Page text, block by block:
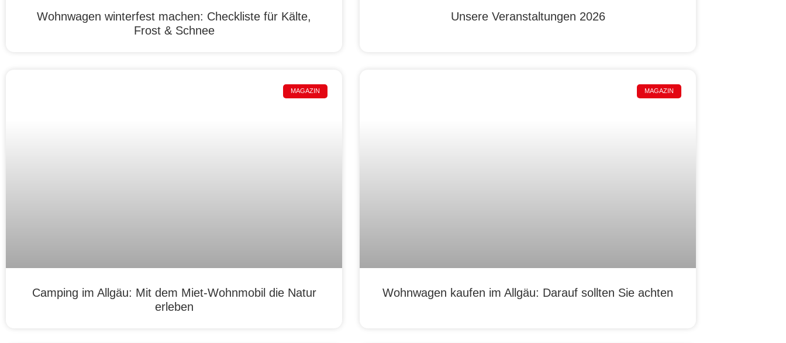
Wohnwagen winterfest machen: Checkliste für Kälte,
Frost & Schnee
Unsere Veranstaltungen 2026
MAGAZIN
Camping im Allgäu: Mit dem Miet-Wohnmobil die Natur
erleben
MAGAZIN
Wohnwagen kaufen im Allgäu: Darauf sollten Sie achten